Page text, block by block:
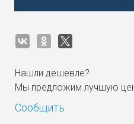
Нашли дешевле?
Мы предложим лучшую
Сообщить